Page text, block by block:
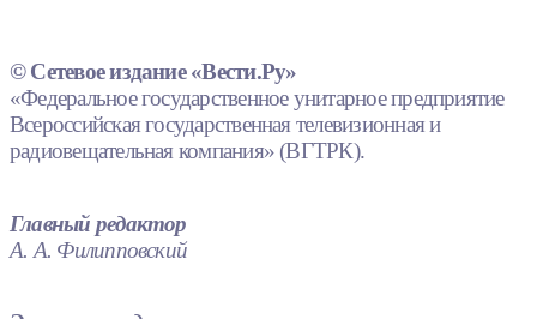
© Сетевое издание «Вести.Ру»
«Федеральное государственное унитарное предприятие
Всероссийская государственная телевизионная и
радиовещательная компания» (ВГТРК).
Главный редактор
А. А. Филипповский